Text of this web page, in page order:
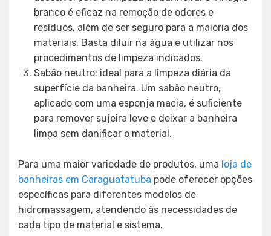
branco é eficaz na remoção de odores e
resíduos, além de ser seguro para a maioria dos
materiais. Basta diluir na água e utilizar nos
procedimentos de limpeza indicados.
Sabão neutro: ideal para a limpeza diária da
superfície da banheira. Um sabão neutro,
aplicado com uma esponja macia, é suficiente
para remover sujeira leve e deixar a banheira
limpa sem danificar o material.
Para uma maior variedade de produtos, uma loja de
banheiras em Caraguatatuba pode oferecer opções
específicas para diferentes modelos de
hidromassagem, atendendo às necessidades de
cada tipo de material e sistema.